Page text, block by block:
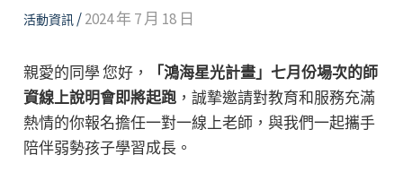
活動資訊/2024 年 7 月 18 日
親愛的同學 您好，
「鴻海星光計畫」七月份場次的師
資線上說明會即將起跑，誠摯邀請對教育和服務充滿
熱情的你報名擔任一對一線上老師，與我們一起攜手
陪伴弱勢孩子學習成長。